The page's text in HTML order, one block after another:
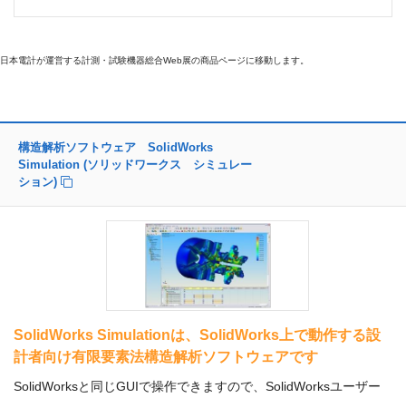
日本電計が運営する計測・試験機器総合Web展の商品ページに移動します。
構造解析ソフトウェア SolidWorks
Simulation (ソリッドワークス シミュレー
ション)
SolidWorks Simulationは、SolidWorks上で動作する設
計者向け有限要素法構造解析ソフトウェアです
SolidWorksと同じGUIで操作できますので、SolidWorksユーザー